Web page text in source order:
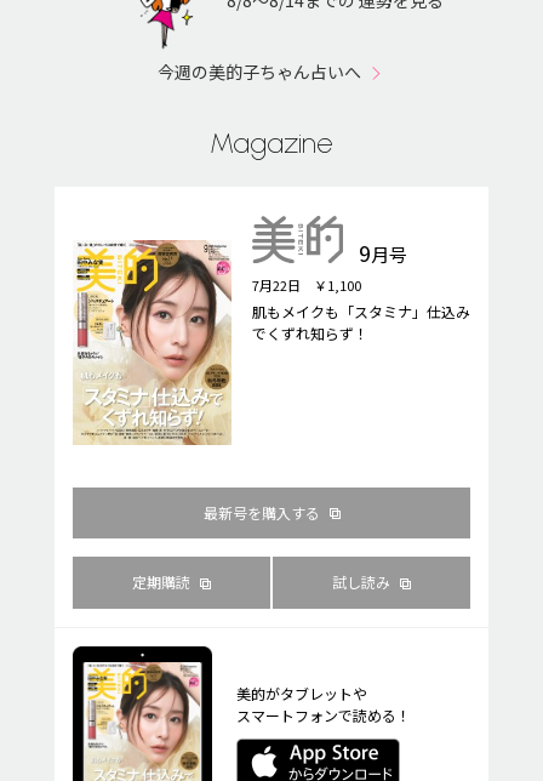
今週の美的子ちゃん占いへ
Magazine
9月号
7月22日 ￥1,100
肌もメイクも「スタミナ」仕込み
でくずれ知らず！
最新号を購入する
定期購読 試し読み
美的がタブレットや
スマートフォンで読める！